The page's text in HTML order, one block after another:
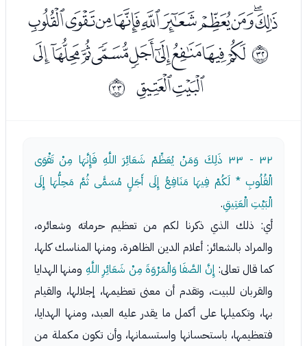
ﭨﭩﭪﭫﭬﭭﭮﭯﭰﭱ
ﰟﭳﭴﭵﭶﭷﭸﭹﭺﭻ
ﭼﭽ ﰠ
٣٢ - ٣٣
ذَلِكَ وَمَنْ يُعَظِّمْ شَعَائِرَ اللَّهِ فَإِنَّهَا مِنْ تَقْوَى
الْقُلُوبِ * لَكُمْ فِيهَا مَنَافِعُ إِلَى أَجَلٍ مُسَمًّى ثُمَّ مَحِلُّهَا إِلَى
الْبَيْتِ الْعَتِيقِ.
أي: ذلك الذي ذكرنا لكم من تعظيم حرماته وشعائره،
والمراد بالشعائر: أعلام الدين الظاهرة، ومنها المناسك كلها،
كما قال تعالى: إِنَّ الصَّفَا وَالْمَرْوَةَ مِنْ شَعَائِرِ اللَّهِ ومنها الهدايا
والقربان للبيت، وتقدم أن معنى تعظيمها، إجلالها، والقيام
بها، وتكميلها على أكمل ما يقدر عليه العبد، ومنها الهدايا،
فتعظيمها، باستحسانها واستسمانها، وأن تكون مكملة من